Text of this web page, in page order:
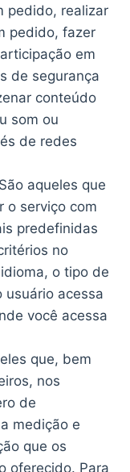
pedido, realizar
pedido, fazer
em
de segurança
conteúdo
som ou
de redes
aqueles que
o serviço com
predefinidas
no
o tipo de
usuário acessa
você acessa
que, bem
nos
de
medição e
que os
oferecido. Para